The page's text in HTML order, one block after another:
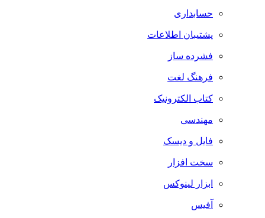
حسابداری
پشتیبان اطلاعات
فشرده ساز
فرهنگ لغت
کتاب الکترونیک
مهندسی
فایل و دیسک
سخت افزار
ابزار لینوکس
آفیس